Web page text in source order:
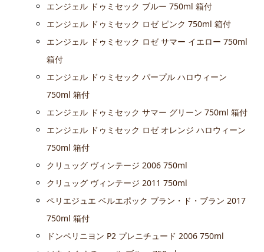
エンジェル ドゥミセック ブルー 750ml 箱付
エンジェル ドゥミセック ロゼ ピンク 750ml 箱付
エンジェル ドゥミセック ロゼ サマー イエロー 750ml
箱付
エンジェル ドゥミセック パープル ハロウィーン
750ml 箱付
エンジェル ドゥミセック サマー グリーン 750ml 箱付
エンジェル ドゥミセック ロゼ オレンジ ハロウィーン
750ml 箱付
クリュッグ ヴィンテージ 2006 750ml
クリュッグ ヴィンテージ 2011 750ml
ペリエジュエ ベルエポック ブラン・ド・ブラン 2017
750ml 箱付
ドンペリニヨン P2 プレニチュード 2006 750ml